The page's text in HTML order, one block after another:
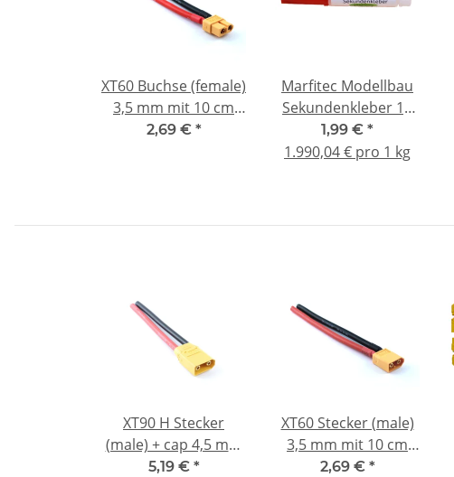
XT60 Buchse (female)
3,5 mm mit 10 cm
Anschlusskabel
2,69 € *
Marfitec Modellbau
Sekundenkleber 1g
mittelflüssig Pipette
1,99 € *
1.990,04 € pro 1 kg
XT90 H Stecker
(male) + cap 4,5 mm
mit 10 cm
5,19 € *
XT60 Stecker (male)
3,5 mm mit 10 cm
Anschlusskabel
2,69 € *